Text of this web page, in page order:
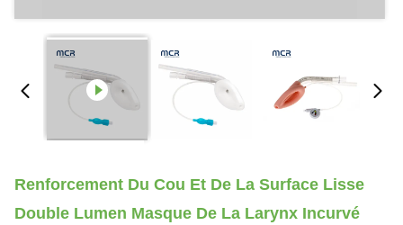
Renforcement Du Cou Et De La Surface Lisse
Double Lumen Masque De La Larynx Incurvé